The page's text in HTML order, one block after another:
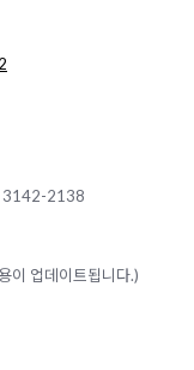
2138
이 업데이트됩니다.)